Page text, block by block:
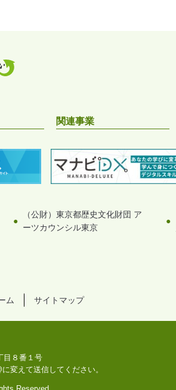
関連事業
（公財）東京都歴史文化財団 ア
ーツカウンシル東京
ム サイトマップ
目８番１号
変えて送信してください。